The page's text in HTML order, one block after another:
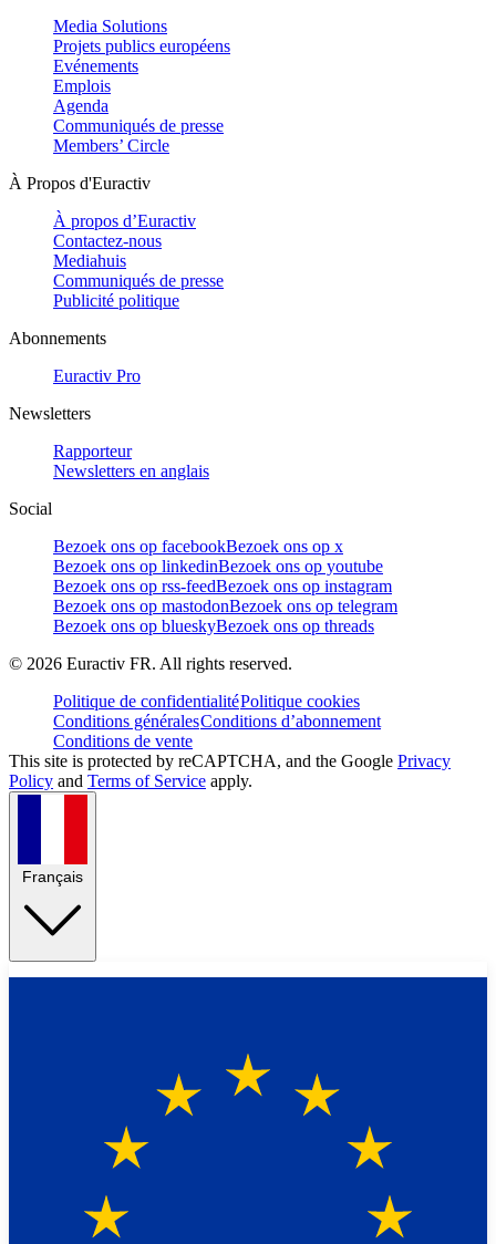
Media Solutions
Projets publics européens
Evénements
Emplois
Agenda
Communiqués de presse
Members’ Circle
À Propos d'Euractiv
À propos d’Euractiv
Contactez-nous
Mediahuis
Communiqués de presse
Publicité politique
Abonnements
Euractiv Pro
Newsletters
Rapporteur
Newsletters en anglais
Social
Bezoek ons op facebookBezoek ons op x
Bezoek ons op linkedinBezoek ons op youtube
Bezoek ons op rss-feedBezoek ons op instagram
Bezoek ons op mastodonBezoek ons op telegram
Bezoek ons op blueskyBezoek ons op threads
© 2026 Euractiv FR. All rights reserved.
Politique de confidentialitéPolitique cookies
Conditions généralesConditions d’abonnement
Conditions de vente
This site is protected by reCAPTCHA, and the Google Privacy
Policy and Terms of Service apply.
Français